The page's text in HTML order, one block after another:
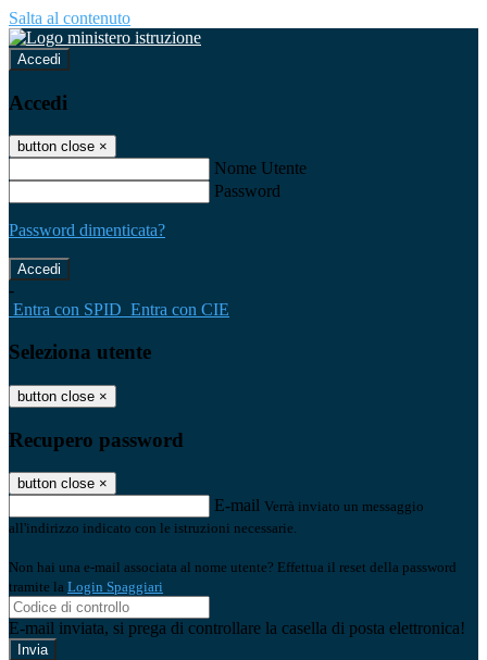
Salta al contenuto
Accedi
Accedi
button close ×
Nome Utente
Password
Password dimenticata?
-
Entra con SPID Entra con CIE
Seleziona utente
button close ×
Recupero password
button close ×
E-mail Verrà inviato un messaggio
all'indirizzo indicato con le istruzioni necessarie.
Non hai una e-mail associata al nome utente? Effettua il reset della password
tramite la Login Spaggiari
E-mail inviata, si prega di controllare la casella di posta elettronica!